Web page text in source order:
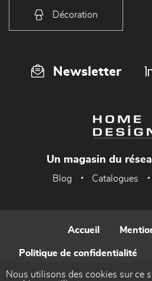
Décoration
Newsletter
Un magasin du
Blog Catalogues
Accueil
Politique de confidentialité
Contact
Nous utilisons des cookies sur ce